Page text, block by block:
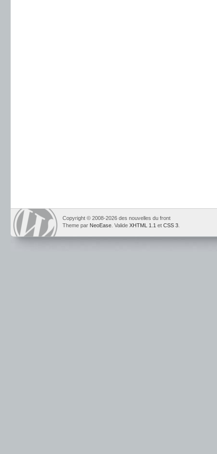
Copyright © 2008-2026 des nouvelles du front
Theme par NeoEase . Valide XHTML 1.1 et CSS 3